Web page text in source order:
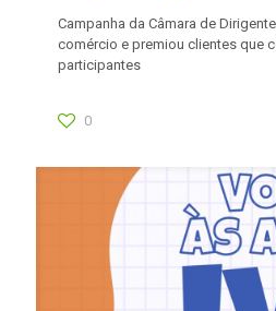
Campanha da Câmara de
comércio e premiou clientes que
participantes
0